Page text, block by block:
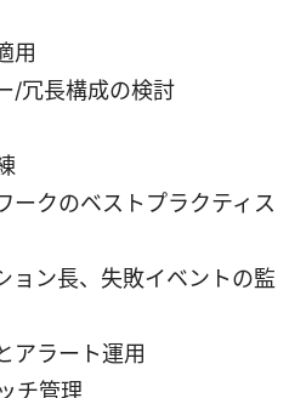
用
/冗長構成の検討
ークのベストプラクティス
ョン長、失敗イベントの監
アラート運用
チ管理